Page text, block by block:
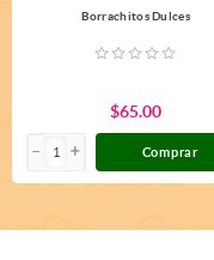
Borrachitos Dulces
$65.00
Comprar